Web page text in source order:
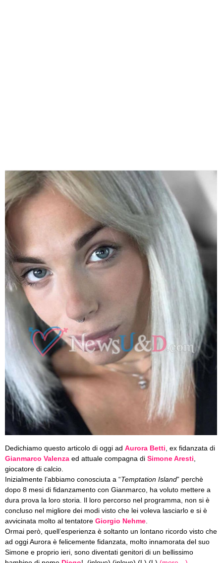
Dedichiamo questo articolo di oggi ad Aurora Betti, ex fidanzata di
Gianmarco Valenza ed attuale compagna di Simone Aresti,
giocatore di calcio.
Inizialmente l’abbiamo conosciuta a “Temptation Island” perchè
dopo 8 mesi di fidanzamento con Gianmarco, ha voluto mettere a
dura prova la loro storia. Il loro percorso nel programma, non si è
concluso nel migliore dei modi visto che lei voleva lasciarlo e si è
avvicinata molto al tentatore Giorgio Nehme.
Ormai però, quell’esperienza è soltanto un lontano ricordo visto che
ad oggi Aurora è felicemente fidanzata, molto innamorata del suo
Simone e proprio ieri, sono diventati genitori di un bellissimo